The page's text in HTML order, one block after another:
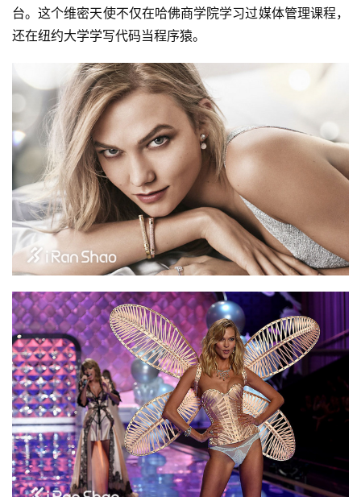
比
赛
观
察
装
台。这个维密天使不仅在哈佛商学院学习过媒体管理课程，
还在纽约大学学写代码当程序猿。